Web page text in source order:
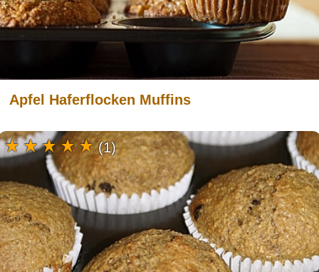
Apfel Haferflocken Muffins
(1)